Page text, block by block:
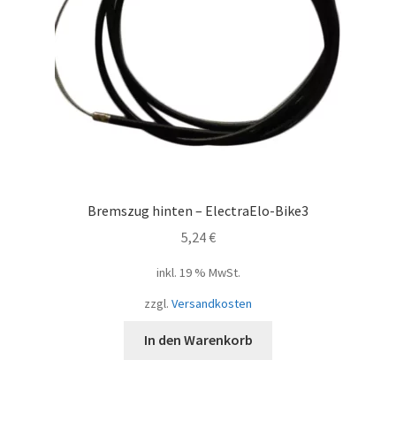
Bremszug hinten – ElectraElo-Bike3
5,24€
inkl. 19 % MwSt.
zzgl. Versandkosten
In den Warenkorb